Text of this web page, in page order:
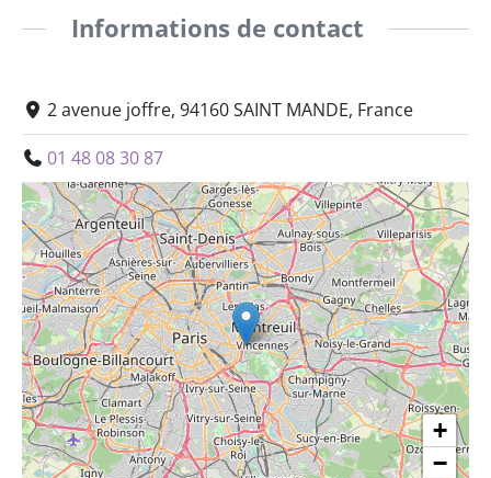
Informations de contact
2 avenue joffre, 94160 SAINT MANDE, France
01 48 08 30 87
+
−